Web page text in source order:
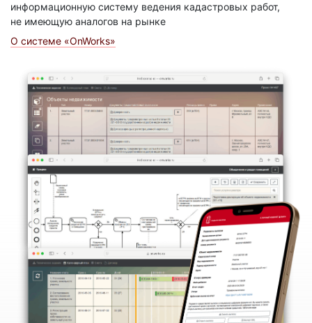
информационную систему ведения кадастровых работ,
не имеющую аналогов на рынке
О системе «OnWorks»